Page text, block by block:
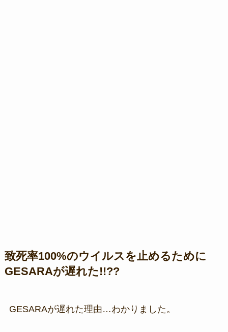
致死率100%のウイルスを止めるために
GESARAが遅れた!!??
GESARAが遅れた理由…わかりました。